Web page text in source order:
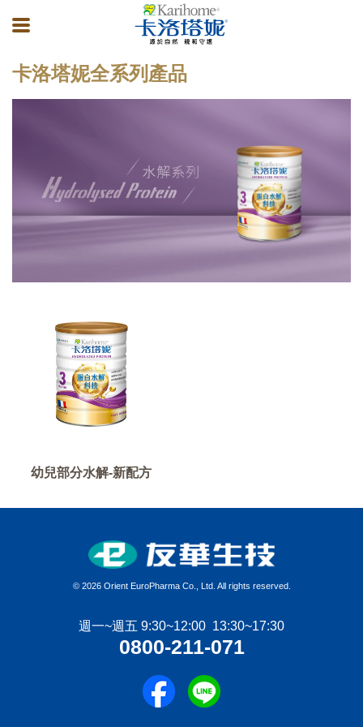
卡洛塔妮全系列產品
幼兒部分水解-新配方
© 2026 Orient EuroPharma Co., Ltd. All rights reserved.
週一~週五 9:30~12:00 13:30~17:30
0800-211-071